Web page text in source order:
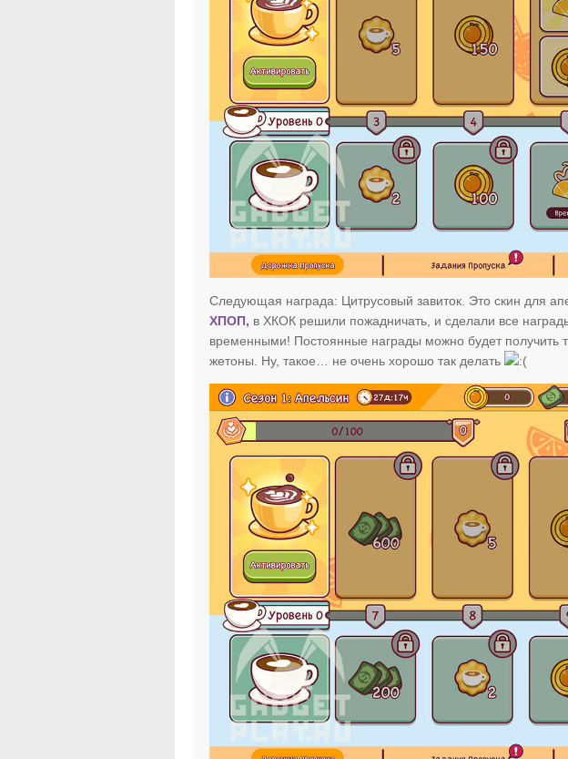
Следующая награда: Цитрусовый завиток. Это скин для
ХПОП, в ХКОК решили пожадничать, и сделали все
временными! Постоянные награды можно будет получить
жетоны. Ну, такое… не очень хорошо так делать